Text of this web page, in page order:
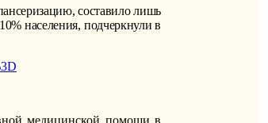
составило лишь
населения, подчеркнули в
медицинской помощи в